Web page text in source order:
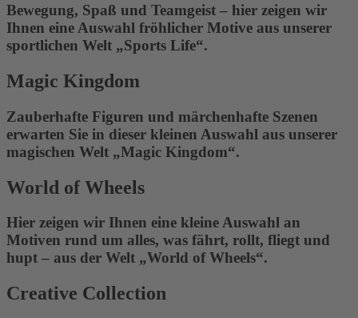
Bewegung, Spaß und Teamgeist – hier zeigen wir
Ihnen eine Auswahl fröhlicher Motive aus unserer
sportlichen Welt „Sports Life“.
Magic Kingdom
Zauberhafte Figuren und märchenhafte Szenen
erwarten Sie in dieser kleinen Auswahl aus unserer
magischen Welt „Magic Kingdom“.
World of Wheels
Hier zeigen wir Ihnen eine kleine Auswahl an
Motiven rund um alles, was fährt, rollt, fliegt und
hupt – aus der Welt „World of Wheels“.
Creative Collection